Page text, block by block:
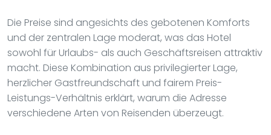
Die Preise sind angesichts des gebotenen Komforts
und der zentralen Lage moderat, was das Hotel
sowohl für Urlaubs- als auch Geschäftsreisen attraktiv
macht. Diese Kombination aus privilegierter Lage,
herzlicher Gastfreundschaft und fairem Preis-
Leistungs-Verhältnis erklärt, warum die Adresse
verschiedene Arten von Reisenden überzeugt.